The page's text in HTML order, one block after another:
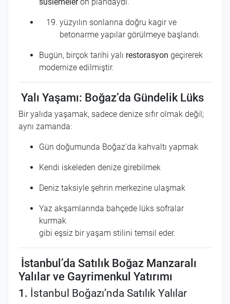
süslemelerön plandaydı.
yüzyılın sonlarına doğru kagir ve
betonarme yapılar görülmeye başlandı.
Bugün, birçok tarihi yalı restorasyon geçirerek
modernize edilmiştir.
Yalı Yaşamı: Boğaz’da Gündelik Lüks
Bir yalıda yaşamak, sadece denize sıfır olmak değil;
aynı zamanda:
Gün doğumunda Boğaz’da kahvaltı yapmak
Kendi iskeleden denize girebilmek
Deniz taksiyle şehrin merkezine ulaşmak
Yaz akşamlarında bahçede lüks sofralar
kurmak
gibi eşsiz bir yaşam stilini temsil eder.
İstanbul’da Satılık Boğaz Manzaralı
Yalılar ve Gayrimenkul Yatırımı
1. İstanbul Boğazı’nda Satılık Yalılar